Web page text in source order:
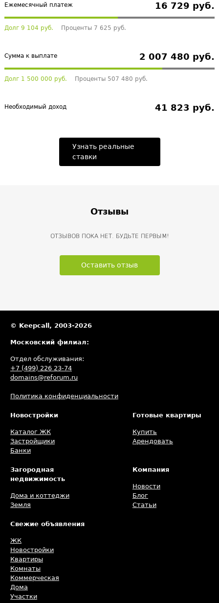
Ежемесячный платеж 16 729 руб.
Долг 9 104 руб. Проценты 7 625 руб.
Сумма к выплате 2 007 480 руб.
Долг 1 500 000 руб. Проценты 507 480 руб.
Необходимый доход 41 823 руб.
Узнать реальные
ставки
Отзывы
ОТЗЫВОВ ПОКА НЕТ. БУДЬТЕ ПЕРВЫМ!
Оставить отзыв
© Keepcall, 2003-2026
Московский филиал:
Отдел обслуживания:
+7 (499) 226 23-74
domains@reforum.ru
Политика конфиденциальности
Новостройки
Каталог ЖК
Застройщики
Банки
Готовые квартиры
Купить
Арендовать
Загородная
недвижимость
Дома и коттеджи
Земля
Компания
Новости
Блог
Статьи
Свежие объявления
ЖК
Новостройки
Квартиры
Комнаты
Коммерческая
Дома
Участки